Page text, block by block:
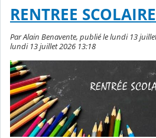
RENTREE
Par Alain Benavente, publié le lundi 13
lundi 13 juillet 2026 13:18